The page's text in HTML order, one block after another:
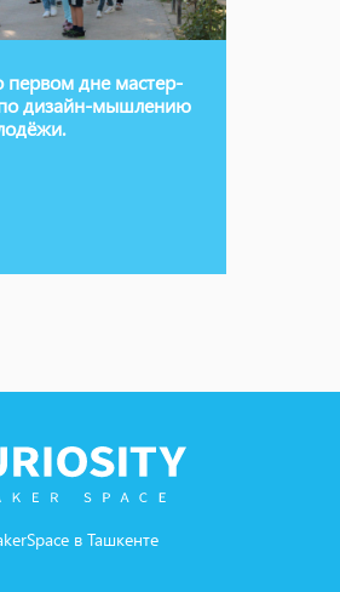
первом дне мастер-
по дизайн-мышлению
в Ташкенте